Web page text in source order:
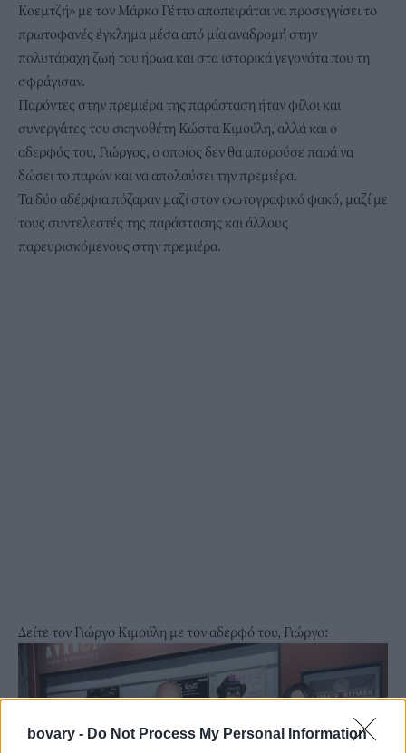
bovary - Do Not Process My Personal Information
Κοεμτζή» με τον Μάρκο Γέττο αποπειράται να προσεγγίσει το
πρωτοφανές έγκλημα μέσα από μία αναδρομή στην
πολυτάραχη ζωή του ήρωα και στα ιστορικά γεγονότα που τη
σφράγισαν.
Παρόντες στην πρεμιέρα της παράσταση ήταν φίλοι και
συνεργάτες του σκηνοθέτη Κώστα Κιμούλη, αλλά και ο
αδερφός του, Γιώργος, ο οποίος δεν θα μπορούσε παρά να
δώσει το παρών και να απολαύσει την πρεμιέρα.
Τα δύο αδέρφια πόζαραν μαζί στον φωτογραφικό φακό, μαζί με
τους συντελεστές της παράστασης και άλλους
παρευρισκόμενους στην πρεμιέρα.
Δείτε τον Γιώργο Κιμούλη με τον αδερφό του, Γιώργο: